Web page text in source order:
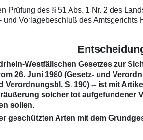
Prüfung des § 51 Abs. 1 Nr. 2 des
und Vorlagebeschluß des Amtsgerichts
Westfälischen Gesetzes zur
26. Juni 1980 (Gesetz- und
Verordnungsbl. S. 190) -- ist mit
solcher tot
sollen.
geschützten Arten mit dem